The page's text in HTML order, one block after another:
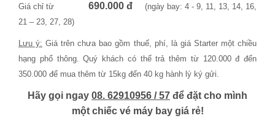
Giá chỉ từ 690.000 đ
(ngày bay: 4 - 9, 11, 13, 14, 16,
21 – 23, 27, 28)
Lưu ý: Giá trên chưa bao gồm thuế, phí, là giá Starter một chiều
hạng phổ thông. Quý khách có thể trả thêm từ 120.000 đ đến
350.000 để mua thêm từ 15kg đến 40 kg hành lý ký gửi.
Hãy gọi ngay 08. 62910956 / 57 để đặt cho mình
một chiếc vé máy bay giá rẻ!